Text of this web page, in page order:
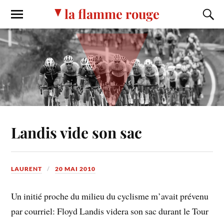
la flamme rouge
Landis vide son sac
LAURENT 20 MAI 2010
Un initié proche du milieu du cyclisme m’avait prévenu
par courriel: Floyd Landis videra son sac durant le Tour